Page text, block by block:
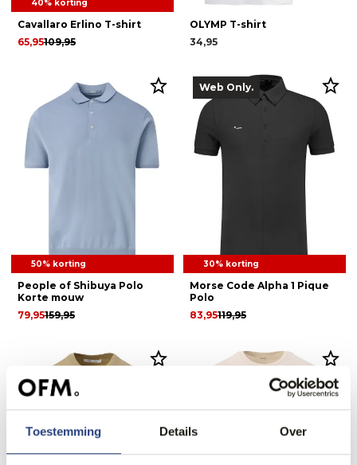
Toestemming Details Over
40% korting
Cavallaro Erlino T-shirt
109,95
65,95
OLYMP T-shirt
34,95
50% korting
People of Shibuya Polo
Korte mouw
159,95
79,95
Web Only.
30% korting
Morse Code Alpha 1 Pique
Polo
119,95
83,95